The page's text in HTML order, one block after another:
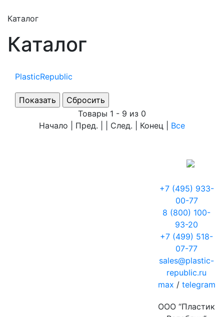
Каталог
Каталог
PlasticRepublic
Товары 1 - 9 из 0
Начало | Пред. | | След. | Конец
Все
+7 (495) 933-
00-77
8 (800) 100-
93-20
+7 (499) 518-
07-77
sales@plastic-
republic.ru
max / telegram
ООО “Пластик